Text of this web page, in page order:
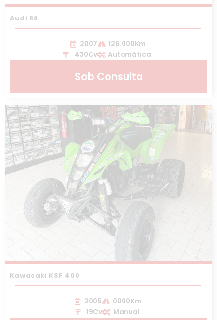
Audi R8
2007
126.000Km
430Cv
Automática
Sob Consulta
Kawasaki KSF 400
2005
0000Km
19Cv
Manual